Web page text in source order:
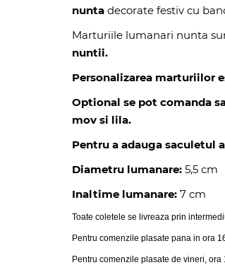
nunta decorate festiv cu
Marturiile lumanari nunta
nuntii.
Personalizarea marturiilor
Optional se pot comanda
mov si lila.
Pentru a adauga saculetul
Diametru lumanare: 5,5 cm
Inaltime lumanare: 7 cm
Toate coletele se livreaza prin
Pentru comenzile plasate pana in ora
Pentru comenzile plasate de vineri,